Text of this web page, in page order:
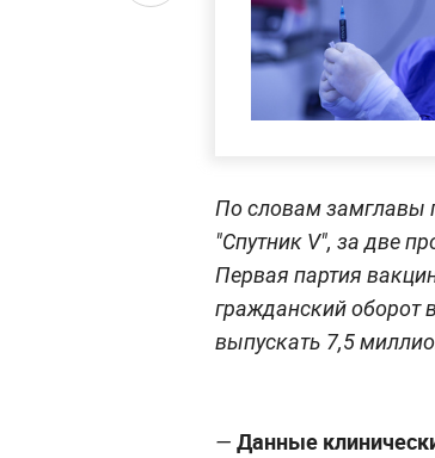
По словам замглавы
"Спутник V", за две
Первая партия
гражданский оборот
выпускать 7,5
— Данные